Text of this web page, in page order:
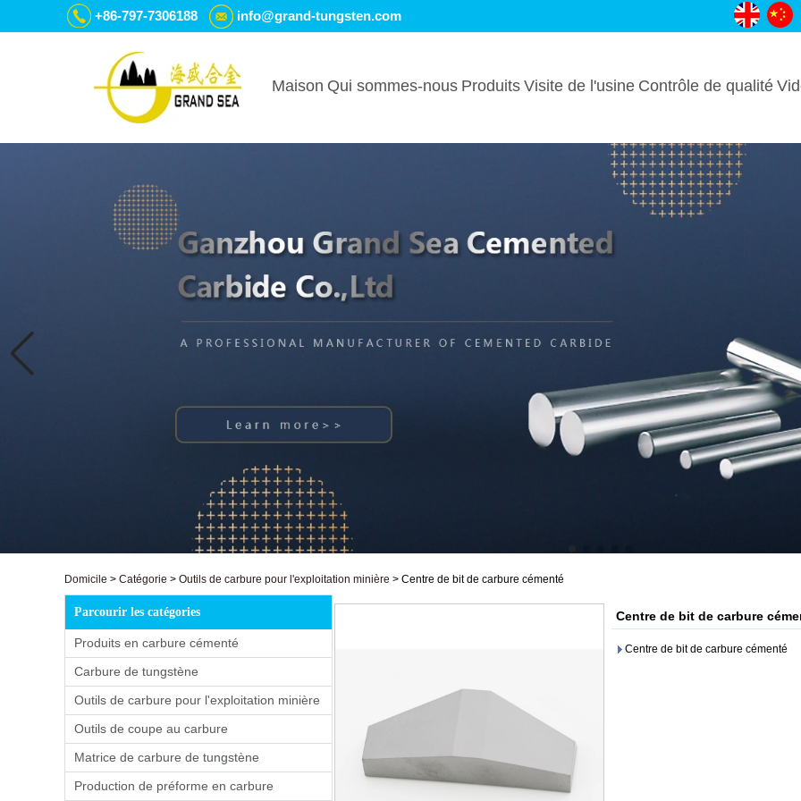
+86-797-7306188 info@grand-tungsten.com
Maison Qui sommes-nous Produits Visite de l'usine Contrôle de qualité
Domicile > Catégorie > Outils de carbure pour l'exploitation minière > Centre de bit de carbure cémenté
Parcourir les catégories
Produits en carbure cémenté
Carbure de tungstène
Outils de carbure pour l'exploitation minière
Outils de coupe au carbure
Matrice de carbure de tungstène
Production de préforme en carbure
Centre de bit de carbure
Centre de bit de carbure cémenté